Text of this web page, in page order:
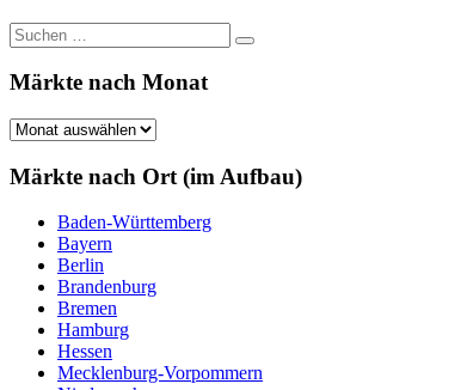
Suchen
nach:
Suchen
Märkte nach Monat
Märkte
Monat
Märkte nach Ort (im Aufbau)
Baden-Württemberg
Bayern
Berlin
Brandenburg
Bremen
Hamburg
Hessen
Mecklenburg-Vorpommern